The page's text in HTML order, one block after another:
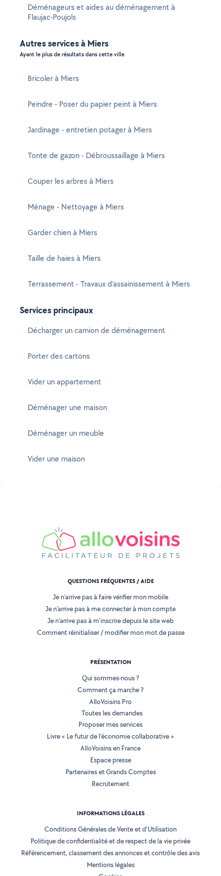
Déménageurs et aides au déménagement à
Flaujac-Poujols
Autres services à Miers
Ayant le plus de résultats dans cette ville
Bricoler à Miers
Peindre - Poser du papier peint à Miers
Jardinage - entretien potager à Miers
Tonte de gazon - Débroussaillage à Miers
Couper les arbres à Miers
Ménage - Nettoyage à Miers
Garder chien à Miers
Taille de haies à Miers
Terrassement - Travaux d'assainissement à Miers
Services principaux
Décharger un camion de déménagement
Porter des cartons
Vider un appartement
Déménager une maison
Déménager un meuble
Vider une maison
QUESTIONS FRÉQUENTES / AIDE
Je n'arrive pas à faire vérifier mon mobile
Je n'arrive pas à me connecter à mon compte
Je n'arrive pas à m'inscrire depuis le site web
Comment réinitialiser / modifier mon mot de passe
PRÉSENTATION
Qui sommes-nous ?
Comment ça marche ?
AlloVoisins Pro
Toutes les demandes
Proposer mes services
Livre « Le futur de l'économie collaborative »
AlloVoisins en France
Espace presse
Partenaires et Grands Comptes
Recrutement
INFORMATIONS LÉGALES
Conditions Générales de Vente et d'Utilisation
Politique de confidentialité et de respect de la vie privée
Référencement, classement des annonces et contrôle des avis
Mentions légales